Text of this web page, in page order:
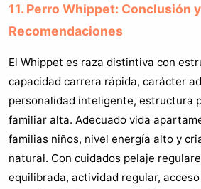
11. Perro Whippet: Conclusión y
Recomendaciones
El Whippet es raza distintiva con
capacidad carrera rápida, carácter
personalidad inteligente, estructura
familiar alta. Adecuado vida
familias niños, nivel energía alto y
natural. Con cuidados pelaje
equilibrada, actividad regular,